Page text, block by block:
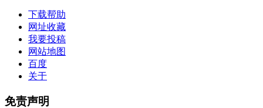
下载帮助
网址收藏
我要投稿
网站地图
百度
关于
免责声明